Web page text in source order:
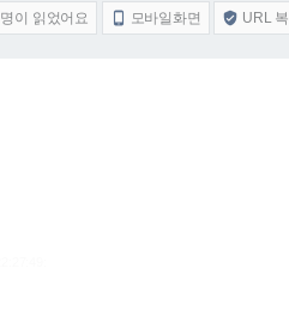
명이 읽었어요  모바일화면  URL